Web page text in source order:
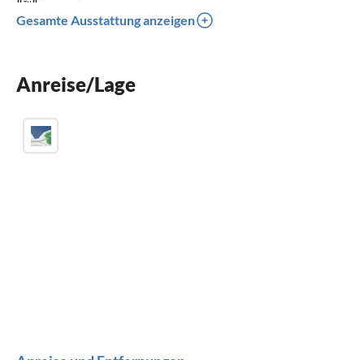
Terrasse
Waschmaschine
Gesamte Ausstattung anzeigen
Anreise/Lage